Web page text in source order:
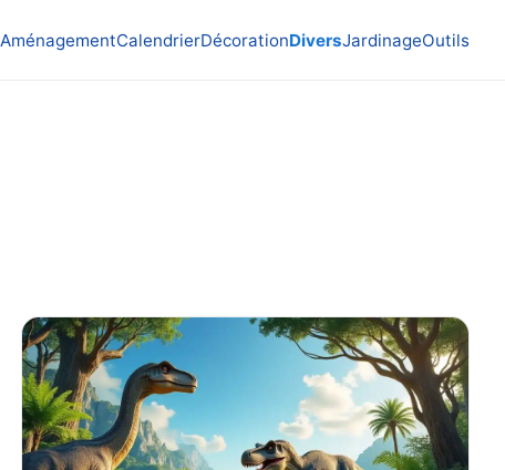
AménagementCalendrierDécorationDiversJardinageOutils